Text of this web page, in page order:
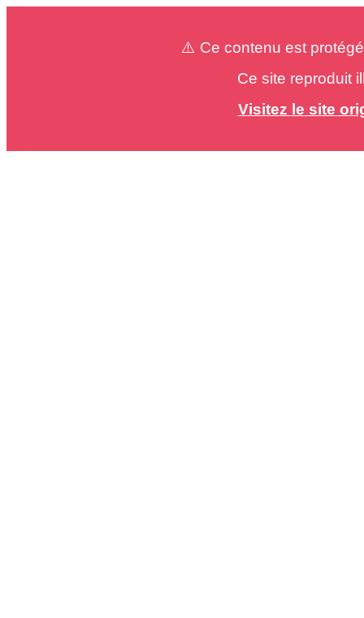
⚠️ Ce contenu est
Ce site reproduit
Visitez le site